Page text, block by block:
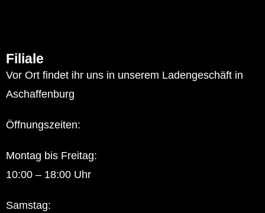
Filiale
Vor Ort findet ihr uns in unserem Ladengeschäft in
Aschaffenburg
Öffnungszeiten:
Montag bis Freitag:
10:00 – 18:00 Uhr
Samstag: